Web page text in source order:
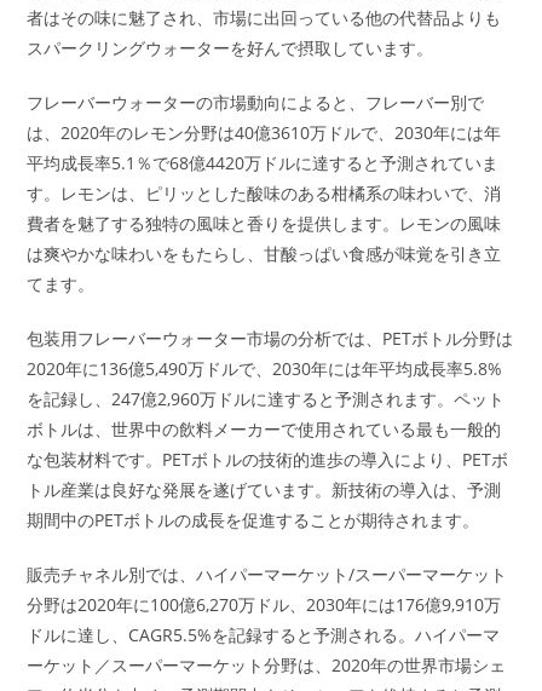
者はその味に魅了され、市場に出回っている他の代替品よりも
スパークリングウォーターを好んで摂取しています。
フレーバーウォーターの市場動向によると、フレーバー別で
は、2020年のレモン分野は40億3610万ドルで、2030年には年
平均成長率5.1％で68億4420万ドルに達すると予測されていま
す。レモンは、ピリッとした酸味のある柑橘系の味わいで、消
費者を魅了する独特の風味と香りを提供します。レモンの風味
は爽やかな味わいをもたらし、甘酸っぱい食感が味覚を引き立
てます。
包装用フレーバーウォーター市場の分析では、PETボトル分野は
2020年に136億5,490万ドルで、2030年には年平均成長率5.8%
を記録し、247億2,960万ドルに達すると予測されます。ペット
ボトルは、世界中の飲料メーカーで使用されている最も一般的
な包装材料です。PETボトルの技術的進歩の導入により、PETボ
トル産業は良好な発展を遂げています。新技術の導入は、予測
期間中のPETボトルの成長を促進することが期待されます。
販売チャネル別では、ハイパーマーケット/スーパーマーケット
分野は2020年に100億6,270万ドル、2030年には176億9,910万
ドルに達し、CAGR5.5%を記録すると予測される。ハイパーマ
ーケット／スーパーマーケット分野は、2020年の世界市場シェ